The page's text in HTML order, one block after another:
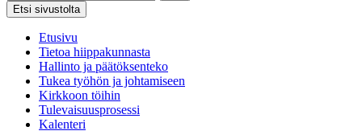
Etsi sivustolta
Etusivu
Tietoa hiippakunnasta
Hallinto ja päätöksenteko
Tukea työhön ja johtamiseen
Kirkkoon töihin
Tulevaisuusprosessi
Kalenteri